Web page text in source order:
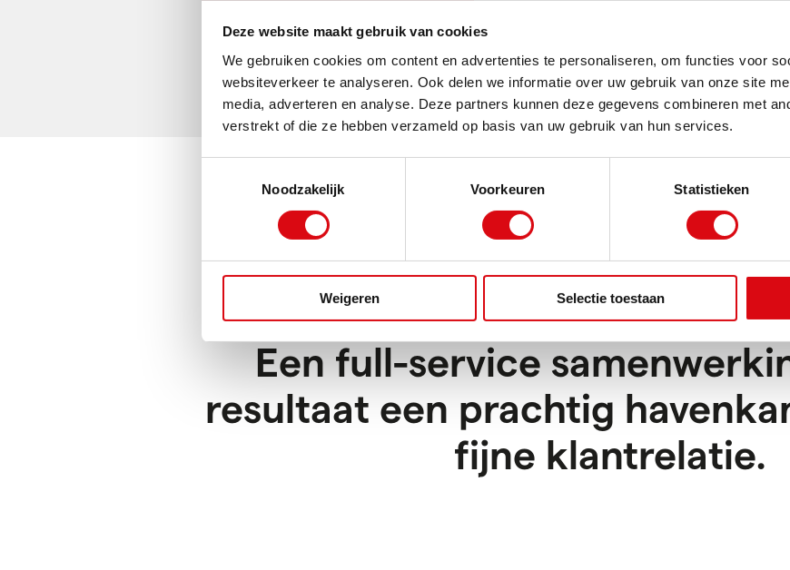
Deze website maakt gebruik van cookies
We gebruiken cookies om content en advertenties te personaliseren, om functies voor
websiteverkeer te analyseren. Ook delen we informatie over uw gebruik van onze site
media, adverteren en analyse. Deze partners kunnen deze gegevens combineren met
verstrekt of die ze hebben verzameld op basis van uw gebruik van hun services.
Noodzakelijk
Voorkeuren Statistieken
Weigeren Selectie toestaan
Een full-service
resultaat een prachtig
fijne klantrelatie.